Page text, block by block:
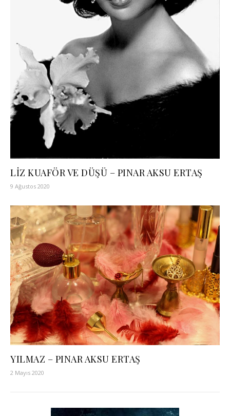
LİZ KUAFÖR VE DÜŞÜ – PINAR AKSU ERTAŞ
9 Ağustos 2020
YILMAZ – PINAR AKSU ERTAŞ
2 Mayıs 2020